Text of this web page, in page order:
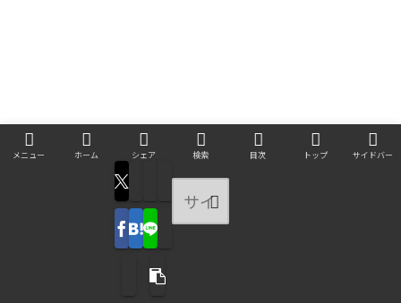
メニュー ホーム シェア 検索 目次 トップ サイドバー